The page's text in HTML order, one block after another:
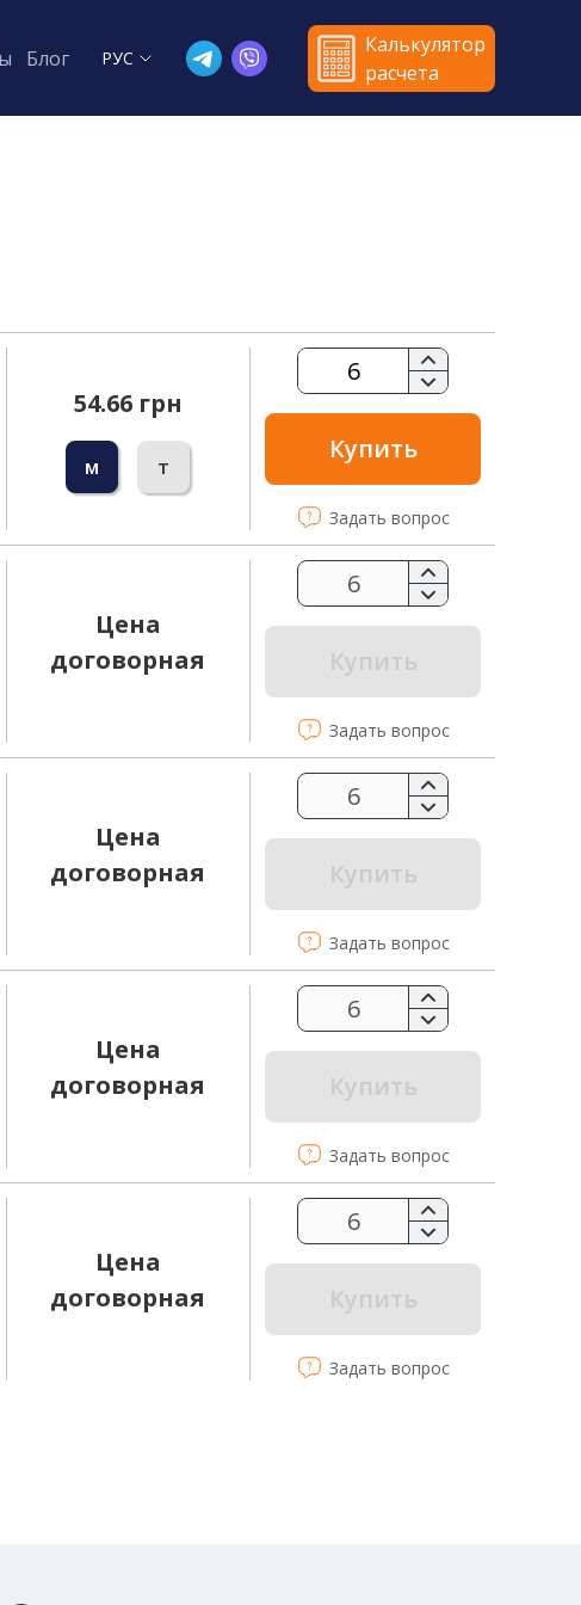
Блог РУС
Калькулятор
расчета
54.66 грн
м т
Купить
Задать вопрос
Цена
договорная
Купить
Задать вопрос
Цена
договорная
Купить
Задать вопрос
Цена
договорная
Купить
Задать вопрос
Цена
договорная
Купить
Задать вопрос